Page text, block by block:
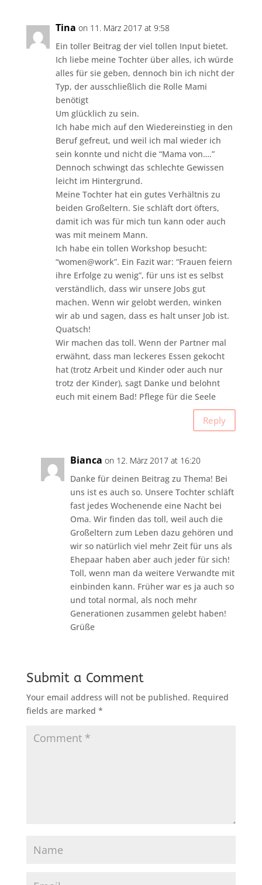
Tina on 11. März 2017 at 9:58
Ein toller Beitrag der viel tollen Input bietet.
Ich liebe meine Tochter über alles, ich würde
alles für sie geben, dennoch bin ich nicht der
Typ, der ausschließlich die Rolle Mami
benötigt
Um glücklich zu sein.
Ich habe mich auf den Wiedereinstieg in den
Beruf gefreut, und weil ich mal wieder ich
sein konnte und nicht die “Mama von….”
Dennoch schwingt das schlechte Gewissen
leicht im Hintergrund.
Meine Tochter hat ein gutes Verhältnis zu
beiden Großeltern. Sie schläft dort öfters,
damit ich was für mich tun kann oder auch
was mit meinem Mann.
Ich habe ein tollen Workshop besucht:
“women@work”. Ein Fazit war: “Frauen feiern
ihre Erfolge zu wenig”, für uns ist es selbst
verständlich, dass wir unsere Jobs gut
machen. Wenn wir gelobt werden, winken
wir ab und sagen, dass es halt unser Job ist.
Quatsch!
Wir machen das toll. Wenn der Partner mal
erwähnt, dass man leckeres Essen gekocht
hat (trotz Arbeit und Kinder oder auch nur
trotz der Kinder), sagt Danke und belohnt
euch mit einem Bad! Pflege für die Seele
Reply
Bianca on 12. März 2017 at 16:20
Danke für deinen Beitrag zu Thema! Bei
uns ist es auch so. Unsere Tochter schläft
fast jedes Wochenende eine Nacht bei
Oma. Wir finden das toll, weil auch die
Großeltern zum Leben dazu gehören und
wir so natürlich viel mehr Zeit für uns als
Ehepaar haben aber auch jeder für sich!
Toll, wenn man da weitere Verwandte mit
einbinden kann. Früher war es ja auch so
und total normal, als noch mehr
Generationen zusammen gelebt haben!
Grüße
Submit a Comment
Your email address will not be published. Required
fields are marked *